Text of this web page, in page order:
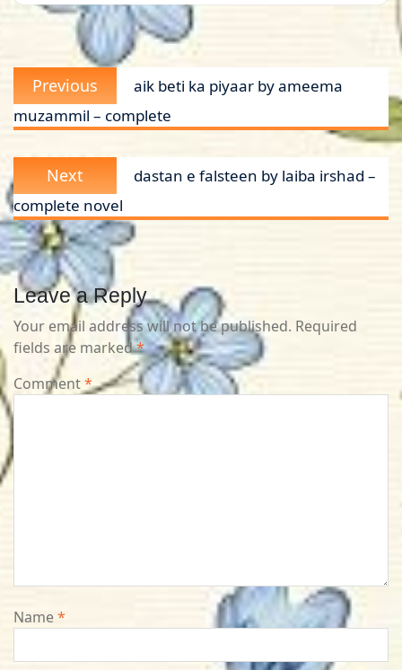
Post
navigation
Previous
Previous
post:
aik beti ka piyaar by ameema
muzammil – complete
Next
Next
post:
dastan e falsteen by laiba irshad –
complete novel
Leave a Reply
Your email address will not be published. Required
fields are marked*
Comment*
Name*